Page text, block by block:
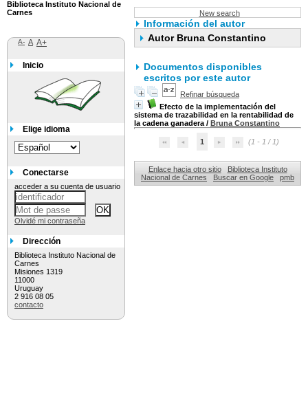
New search
Información del autor
Autor Bruna Constantino
Documentos disponibles
escritos por este autor
Refinar búsqueda
Efecto de la implementación del
sistema de trazabilidad en la rentabilidad de
la cadena ganadera / Bruna Constantino
1 (1 - 1 / 1)
Enlace hacia otro sitio
Biblioteca Instituto
Nacional de Carnes
Buscar en Google pmb
Biblioteca Instituto Nacional de
Carnes
A- A A+
Inicio
Elige idioma
Conectarse
acceder a su cuenta de usuario
Olvidé mi contraseña
Dirección
Biblioteca Instituto Nacional de
Carnes
Misiones 1319
11000
Uruguay
2 916 08 05
contacto